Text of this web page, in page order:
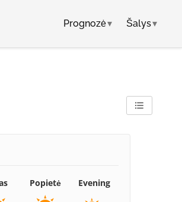
Prognozė▾ Šalys▾
Popietė Evening